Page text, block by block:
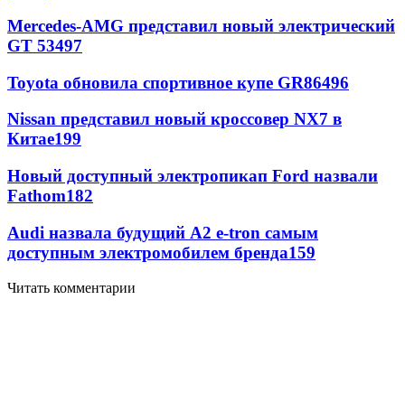
Mercedes-AMG представил новый электрический
GT 53497
Toyota обновила спортивное купе GR86496
Nissan представил новый кроссовер NX7 в
Китае199
Новый доступный электропикап Ford назвали
Fathom182
Audi назвала будущий A2 e-tron самым
доступным электромобилем бренда159
Читать комментарии